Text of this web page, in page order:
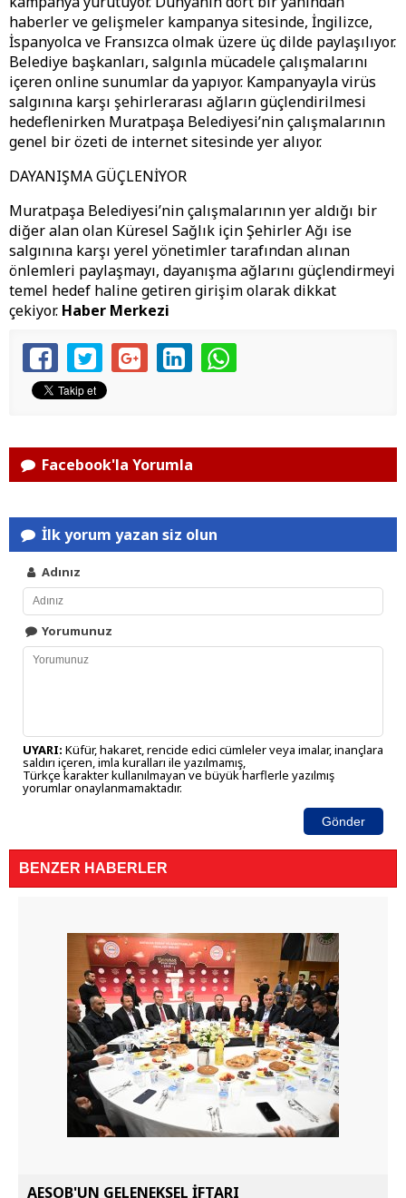
haberler ve gelişmeler kampanya sitesinde, İngilizce,
İspanyolca ve Fransızca olmak üzere üç dilde paylaşılıyor.
Belediye başkanları, salgınla mücadele çalışmalarını
içeren online sunumlar da yapıyor. Kampanyayla virüs
salgınına karşı şehirlerarası ağların güçlendirilmesi
hedeflenirken Muratpaşa Belediyesi’nin çalışmalarının
genel bir özeti de internet sitesinde yer alıyor.
DAYANIŞMA GÜÇLENİYOR
Muratpaşa Belediyesi’nin çalışmalarının yer aldığı bir
diğer alan olan Küresel Sağlık için Şehirler Ağı ise
salgınına karşı yerel yönetimler tarafından alınan
önlemleri paylaşmayı, dayanışma ağlarını güçlendirmeyi
temel hedef haline getiren girişim olarak dikkat
çekiyor. Haber Merkezi
Facebook'la Yorumla
İlk yorum yazan siz olun
Adınız
Yorumunuz
UYARI: Küfür, hakaret, rencide edici cümleler veya imalar, inançlara
saldırı içeren, imla kuralları ile yazılmamış,
Türkçe karakter kullanılmayan ve büyük harflerle yazılmış
yorumlar onaylanmamaktadır.
Gönder
BENZER HABERLER
AESOB'UN GELENEKSEL İFTARI